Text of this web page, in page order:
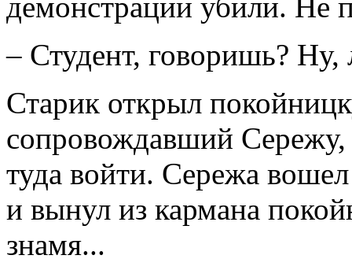
– Студент, говоришь?
Старик открыл
сопровождавший Сережу,
туда войти. Сережа
и вынул из кармана
знамя...